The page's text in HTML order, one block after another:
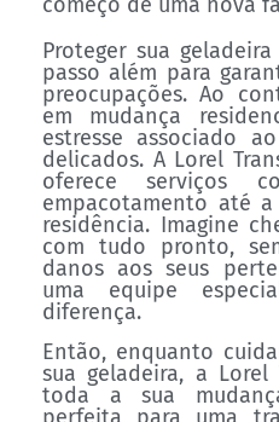
Proteger sua
passo além para
preocupações. Ao
em mudança
estresse associado
delicados. A Lorel
oferece serviços
empacotamento até
residência. Imagine
com tudo pronto,
danos aos seus
uma equipe
diferença.
Então, enquanto
sua geladeira, a
toda a sua